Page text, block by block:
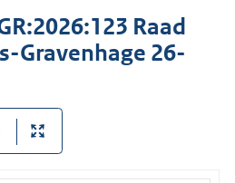
Raad
Gravenhage 26-